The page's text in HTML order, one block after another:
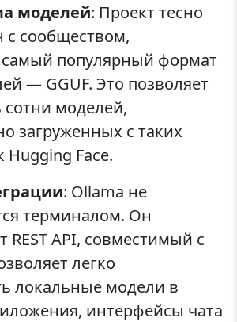
моделей: Проект тесно
с сообществом,
популярный формат
— GGUF. Это позволяет
сотни моделей,
загруженных с таких
Hugging Face.
: Ollama не
терминалом. Он
REST API, совместимый с
легко
локальные модели в
интерфейсы чата